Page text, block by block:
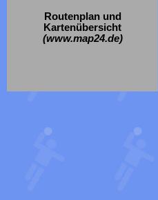
Routenplan und
Kartenübersicht
(www.map24.de)